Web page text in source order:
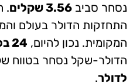
נסחר סביב3.56 שקלים
.
התחזקות הדולר בעולם
המקומית. נכון להיום, 24 בפברואר 2025
הדולר-שקל נסחר בטווח
לדולר.